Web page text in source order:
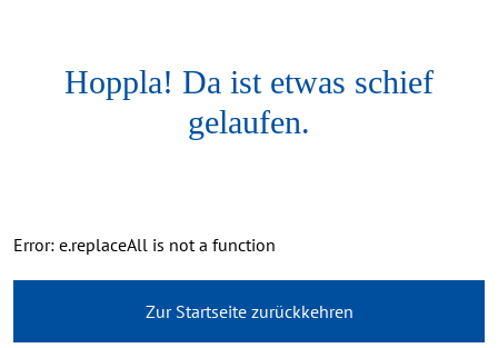
Hoppla! Da ist etwas schief
gelaufen.
Error: e.replaceAll is not a function
Zur Startseite zurückkehren